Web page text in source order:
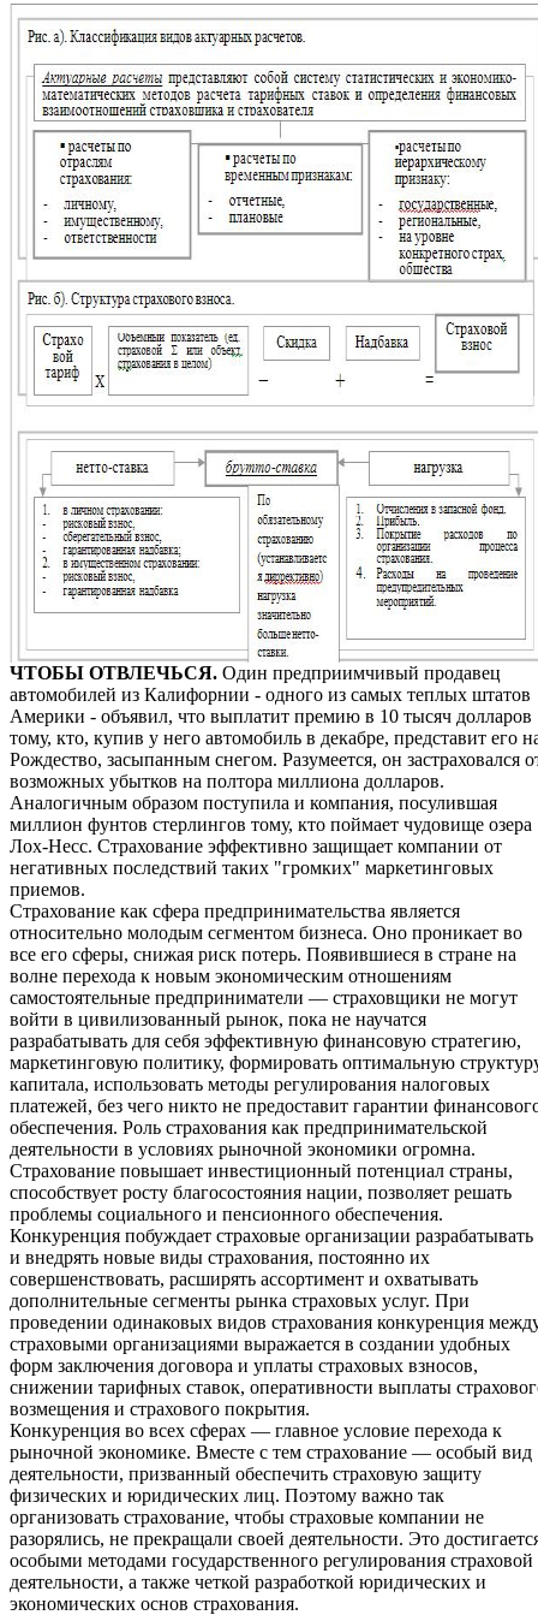
ЧТОБЫ ОТВЛЕЧЬСЯ. Один предприимчивый продавец
автомобилей из Калифорнии - одного из самых теплых штатов
Америки - объявил, что выплатит премию в 10 тысяч долларов
тому, кто, купив у него автомобиль в декабре, представит его
Рождество, засыпанным снегом. Разумеется, он застраховался
возможных убытков на полтора миллиона долларов.
Аналогичным образом поступила и компания, посулившая
миллион фунтов стерлингов тому, кто поймает чудовище озера
Лох-Несс. Страхование эффективно защищает компании от
негативных последствий таких "громких" маркетинговых
приемов.
Страхование как сфера предпринимательства является
относительно молодым сегментом бизнеса. Оно проникает во
все его сферы, снижая риск потерь. Появившиеся в стране на
волне перехода к новым экономическим отношениям
самостоятельные предприниматели — страховщики не могут
войти в цивилизованный рынок, пока не научатся
разрабатывать для себя эффективную финансовую стратегию,
маркетинговую политику, формировать оптимальную
капитала, использовать методы регулирования налоговых
платежей, без чего никто не предоставит гарантии
обеспечения. Роль страхования как предпринимательской
деятельности в условиях рыночной экономики огромна.
Страхование повышает инвестиционный потенциал страны,
способствует росту благосостояния нации, позволяет решать
проблемы социального и пенсионного обеспечения.
Конкуренция побуждает страховые организации разрабатывать
и внедрять новые виды страхования, постоянно их
совершенствовать, расширять ассортимент и охватывать
дополнительные сегменты рынка страховых услуг. При
проведении одинаковых видов страхования конкуренция
страховыми организациями выражается в создании удобных
форм заключения договора и уплаты страховых взносов,
снижении тарифных ставок, оперативности выплаты
возмещения и страхового покрытия.
Конкуренция во всех сферах — главное условие перехода к
рыночной экономике. Вместе с тем страхование — особый вид
деятельности, призванный обеспечить страховую защиту
физических и юридических лиц. Поэтому важно так
организовать страхование, чтобы страховые компании не
разорялись, не прекращали своей деятельности. Это
особыми методами государственного регулирования страховой
деятельности, а также четкой разработкой юридических и
экономических основ страхования.